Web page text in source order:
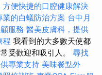
方便快捷的口腔健康解決
的白蟻防治方案 台中月
服務 醫美皮膚科，提供
程 我看到的大多數天使都
受歡迎和吸引人。 尋找
專業支持 美味餐點外